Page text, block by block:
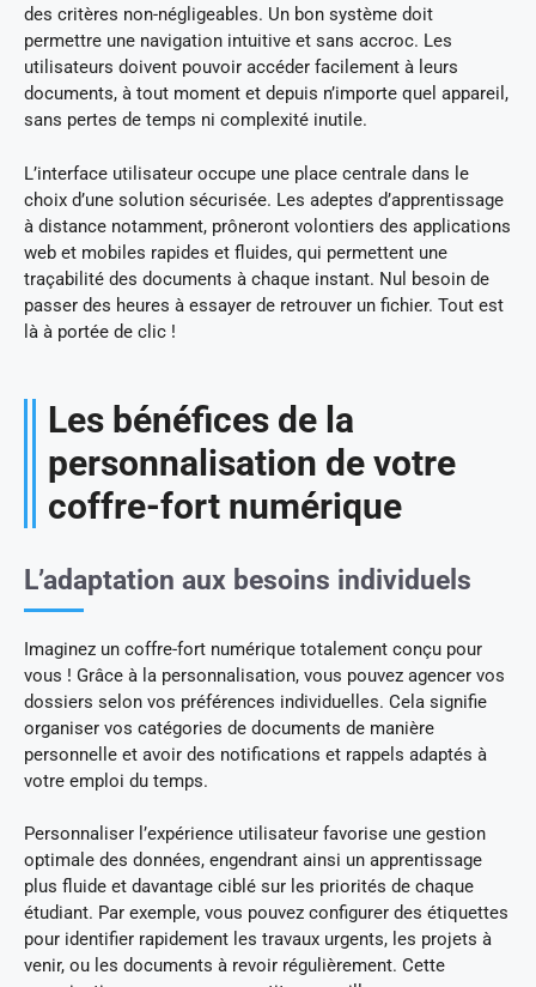
des critères non-négligeables. Un bon système doit
permettre une navigation intuitive et sans accroc. Les
utilisateurs doivent pouvoir accéder facilement à leurs
documents, à tout moment et depuis n’importe quel appareil,
sans pertes de temps ni complexité inutile.
L’interface utilisateur occupe une place centrale dans le
choix d’une solution sécurisée. Les adeptes d’apprentissage
à distance notamment, prôneront volontiers des applications
web et mobiles rapides et fluides, qui permettent une
traçabilité des documents à chaque instant. Nul besoin de
passer des heures à essayer de retrouver un fichier. Tout est
là à portée de clic !
Les bénéfices de la
personnalisation de votre
coffre-fort numérique
L’adaptation aux besoins individuels
Imaginez un coffre-fort numérique totalement conçu pour
vous ! Grâce à la personnalisation, vous pouvez agencer vos
dossiers selon vos préférences individuelles. Cela signifie
organiser vos catégories de documents de manière
personnelle et avoir des notifications et rappels adaptés à
votre emploi du temps.
Personnaliser l’expérience utilisateur favorise une gestion
optimale des données, engendrant ainsi un apprentissage
plus fluide et davantage ciblé sur les priorités de chaque
étudiant. Par exemple, vous pouvez configurer des étiquettes
pour identifier rapidement les travaux urgents, les projets à
venir, ou les documents à revoir régulièrement. Cette